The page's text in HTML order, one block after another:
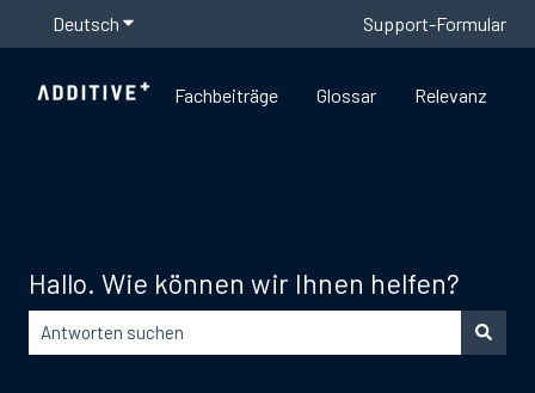
Deutsch Untermenü für Übersetzungen anzeigenSupport-Formular
Fachbeiträge Glossar Relevanz
Hallo. Wie können wir Ihnen helfen?